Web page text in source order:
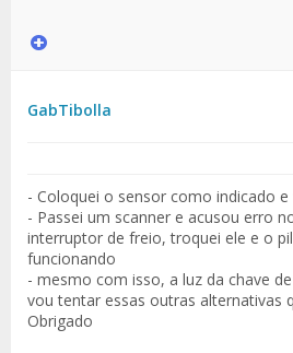
GabTibolla
- Coloquei o sensor como indicado
- Passei um scanner e acusou erro
interruptor de freio, troquei ele e o
funcionando
- mesmo com isso, a luz da chave
vou tentar essas outras alternativas
Obrigado